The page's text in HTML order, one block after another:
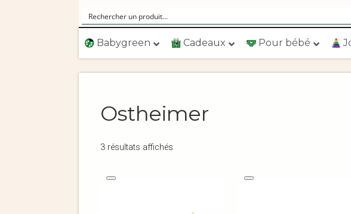
Babygreen Cadeaux Pour bébé
Ostheimer
3 résultats affichés